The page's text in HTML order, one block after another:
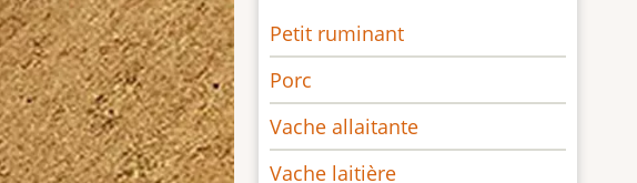
Petit ruminant
Porc
Vache allaitante
Vache laitière